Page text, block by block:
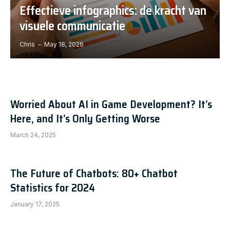
Effectieve infographics: de kracht van
visuele communicatie
Chris May 18, 2026
Worried About AI in Game Development? It’s
Here, and It’s Only Getting Worse
March 24, 2025
The Future of Chatbots: 80+ Chatbot
Statistics for 2024
January 17, 2025